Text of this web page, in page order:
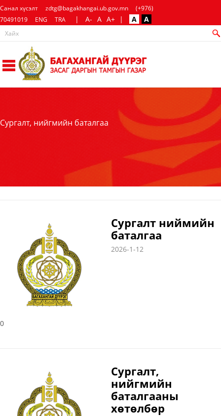
Санал хүсэлт zdtg@bagakhangai.ub.gov.mn
(+976)
70491019
ENG TRA | A- A A+ | A A
Сургалт, нийгмийн баталгаа
Сургалт ниймийн
баталгаа
2026-1-12
0
Сургалт,
нийгмийн
баталгааны
хөтөлбөр